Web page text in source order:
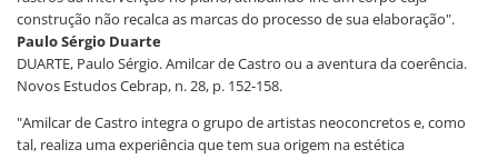
construção não recalca as marcas do processo de sua elaboração".
Paulo Sérgio Duarte
DUARTE, Paulo Sérgio. Amilcar de Castro ou a aventura da coerência.
Novos Estudos Cebrap, n. 28, p. 152-158.
"Amilcar de Castro integra o grupo de artistas neoconcretos e, como
tal, realiza uma experiência que tem sua origem na estética